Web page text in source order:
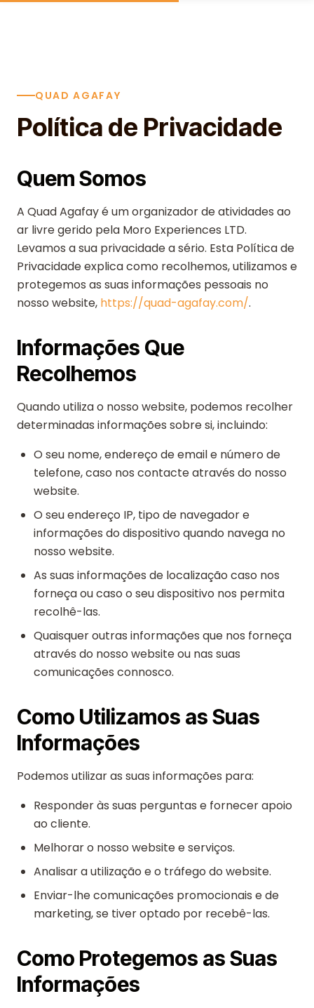
Skip to content
QUAD AGAFAY
Política de Privacidade
Quem Somos
A Quad Agafay é um organizador de atividades ao
ar livre gerido pela Moro Experiences LTD.
Levamos a sua privacidade a sério. Esta Política de
Privacidade explica como recolhemos, utilizamos e
protegemos as suas informações pessoais no
nosso website, https://quad-agafay.com/.
Informações Que
Recolhemos
Quando utiliza o nosso website, podemos recolher
determinadas informações sobre si, incluindo:
O seu nome, endereço de email e número de
telefone, caso nos contacte através do nosso
website.
O seu endereço IP, tipo de navegador e
informações do dispositivo quando navega no
nosso website.
As suas informações de localização caso nos
forneça ou caso o seu dispositivo nos permita
recolhê-las.
Quaisquer outras informações que nos forneça
através do nosso website ou nas suas
comunicações connosco.
Como Utilizamos as Suas
Informações
Podemos utilizar as suas informações para:
Responder às suas perguntas e fornecer apoio
ao cliente.
Melhorar o nosso website e serviços.
Analisar a utilização e o tráfego do website.
Enviar-lhe comunicações promocionais e de
marketing, se tiver optado por recebê-las.
Como Protegemos as Suas
Informações